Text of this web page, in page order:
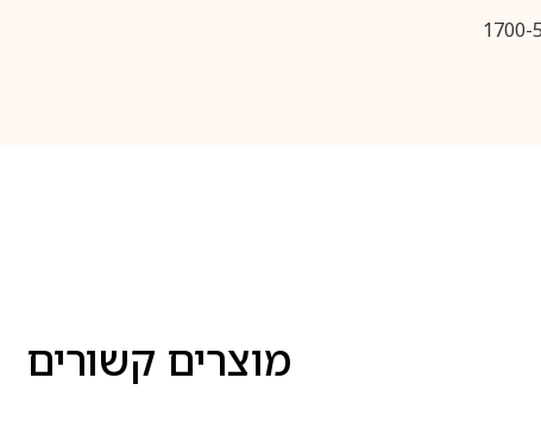
מוצרים קשורים